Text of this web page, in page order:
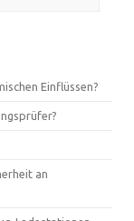
Einflüssen?
an